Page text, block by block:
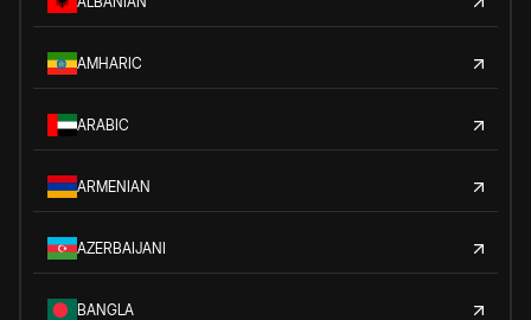
AMHARIC
ARABIC
ARMENIAN
AZERBAIJANI
BANGLA